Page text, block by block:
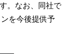
。なお、同社で
を今後提供予